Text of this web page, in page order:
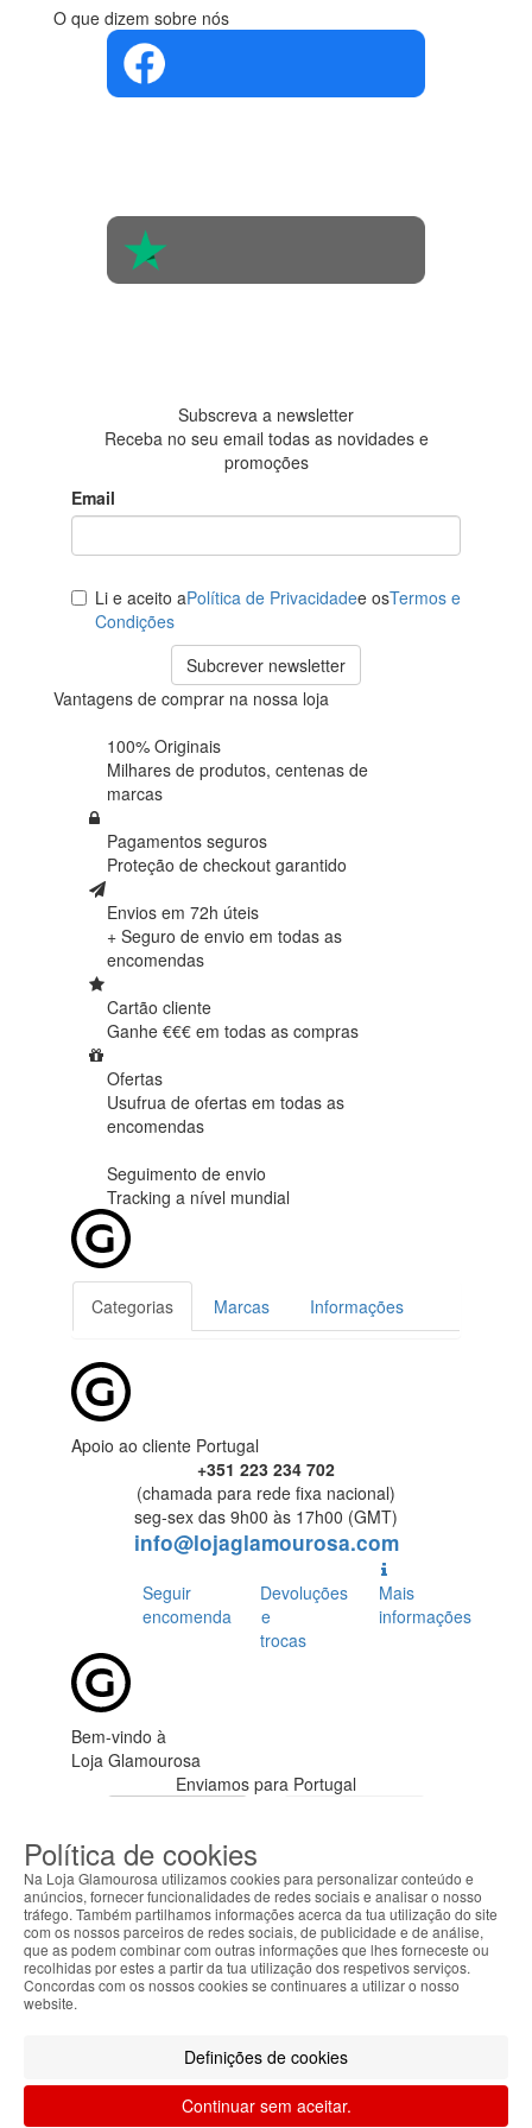
O que dizem sobre nós
Subscreva a newsletter
Receba no seu email todas as novidades e
promoções
Email
Li e aceito aPolítica de Privacidadee osTermos e
Condições
Subcrever newsletter
Vantagens de comprar na nossa loja
100% Originais
Milhares de produtos, centenas de
marcas
Pagamentos seguros
Proteção de checkout garantido
Envios em 72h úteis
+ Seguro de envio em todas as
encomendas
Cartão cliente
Ganhe €€€ em todas as compras
Ofertas
Usufrua de ofertas em todas as
encomendas
Seguimento de envio
Tracking a nível mundial
Categorias Marcas Informações
Apoio ao cliente Portugal
+351 223 234 702
(chamada para rede fixa nacional)
seg-sex das 9h00 às 17h00 (GMT)
info@lojaglamourosa.com
Seguir
encomenda
Devoluções
e
trocas
Mais
informações
Bem-vindo à
Loja Glamourosa
Enviamos para Portugal
As suas preferências
MENU
Política de cookies
Na Loja Glamourosa utilizamos cookies para personalizar conteúdo e
anúncios, fornecer funcionalidades de redes sociais e analisar o nosso
tráfego. Também partilhamos informações acerca da tua utilização do site
com os nossos parceiros de redes sociais, de publicidade e de análise,
que as podem combinar com outras informações que lhes forneceste ou
recolhidas por estes a partir da tua utilização dos respetivos serviços.
Concordas com os nossos cookies se continuares a utilizar o nosso
website.
Definições de cookies
Continuar sem aceitar.